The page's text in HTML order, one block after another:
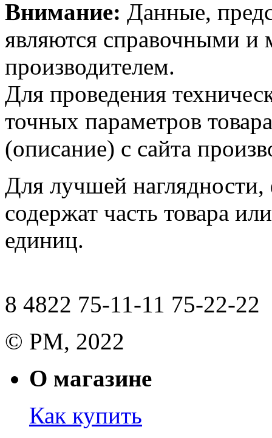
Внимание: Данные,
являются справочными и
производителем.
Для проведения
точных параметров
(описание) с сайта
Для лучшей наглядности,
содержат часть товара
единиц.
8 4822 75-11-11 75-22-22
© РМ, 2022
О магазине
Как купить